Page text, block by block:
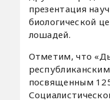
презентация
биологической
лошадей.
Отметим, что
посвященным